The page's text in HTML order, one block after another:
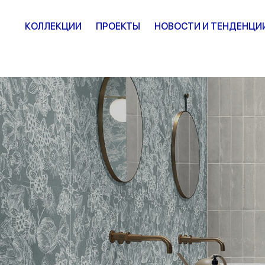
КОЛЛЕКЦИИ ПРОЕКТЫ НОВОСТИ И